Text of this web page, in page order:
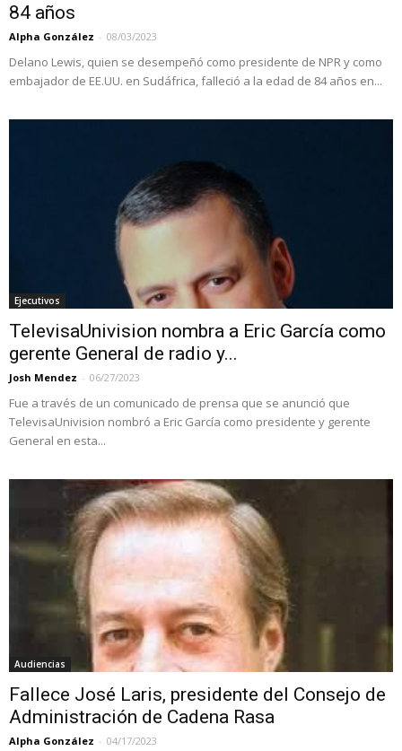
84 años
Alpha González - 08/03/2023
Delano Lewis, quien se desempeñó como presidente de NPR y como
embajador de EE.UU. en Sudáfrica, falleció a la edad de 84 años en...
Ejecutivos
TelevisaUnivision nombra a Eric García como
gerente General de radio y...
Josh Mendez - 06/27/2023
Fue a través de un comunicado de prensa que se anunció que
TelevisaUnivision nombró a Eric García como presidente y gerente
General en esta...
Audiencias
Fallece José Laris, presidente del Consejo de
Administración de Cadena Rasa
Alpha González - 04/17/2023